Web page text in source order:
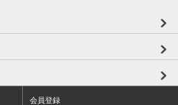
会員登録